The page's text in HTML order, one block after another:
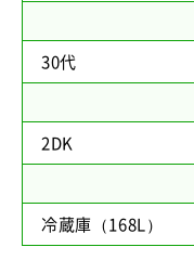
30代
2DK
冷蔵庫（168L）